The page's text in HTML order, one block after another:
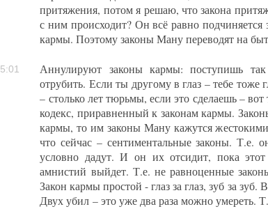
притяжения, потом я решаю, что закона
с ним происходит? Он всё равно
кармы. Поэтому законы Ману переводят на
Аннулируют законы кармы: поступишь
отрубить. Если ты другому в глаз – тебе тоже
– столько лет тюрьмы, если это сделаешь –
кодекс, приравненный к законам кармы.
кармы, то им законы Ману кажутся
что сейчас – сентиментальные законы. Т.е.
условно дадут. И он их отсидит, пока
амнистий выйдет. Т.е. не равноценные
Закон кармы простой - глаз за глаз, зуб за
Двух убил – это уже два раза можно умереть.